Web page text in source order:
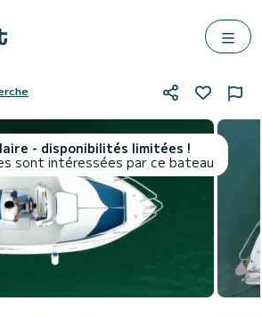
- disponibilités limitées !
sont intéressées par ce bateau